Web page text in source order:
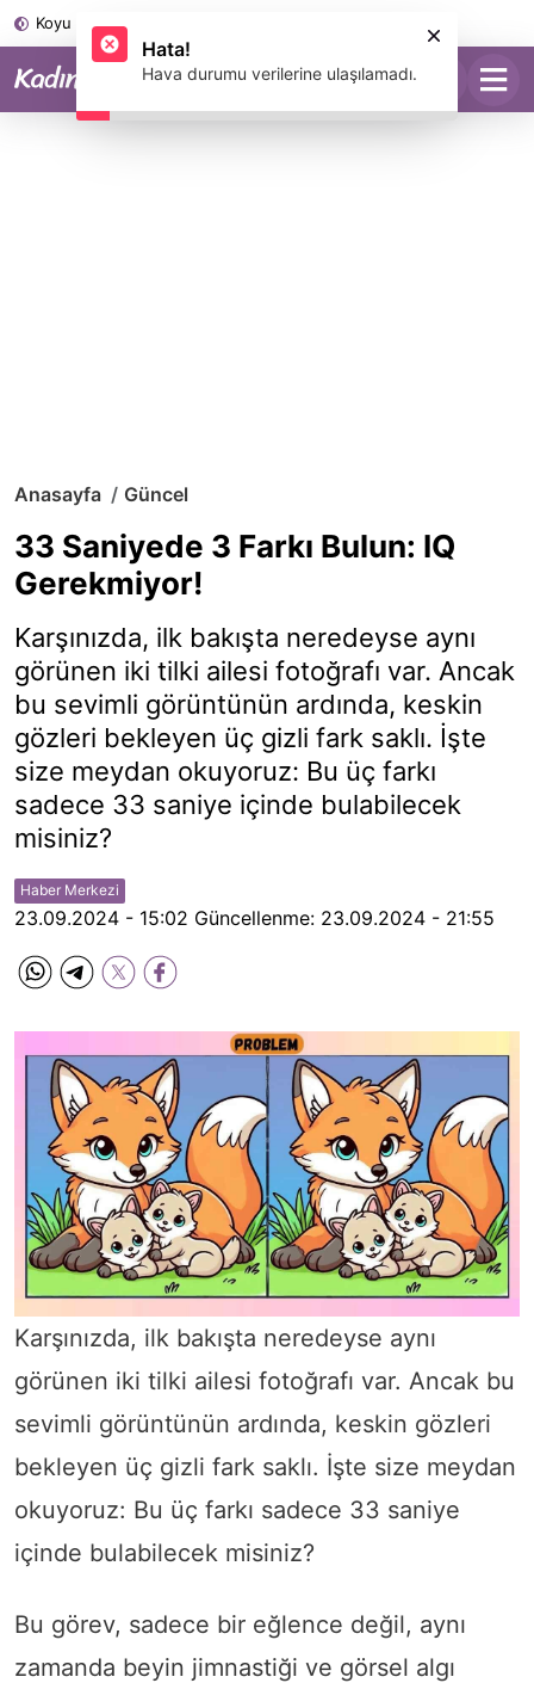
Koyu Mod
Anasayfa Güncel
33 Saniyede 3 Farkı Bulun: IQ
Gerekmiyor!
Karşınızda, ilk bakışta neredeyse aynı
görünen iki tilki ailesi fotoğrafı var. Ancak
bu sevimli görüntünün ardında, keskin
gözleri bekleyen üç gizli fark saklı. İşte
size meydan okuyoruz: Bu üç farkı
sadece 33 saniye içinde bulabilecek
misiniz?
Haber Merkezi
23.09.2024 - 15:02 Güncellenme: 23.09.2024 - 21:55
Karşınızda, ilk bakışta neredeyse aynı
görünen iki tilki ailesi fotoğrafı var. Ancak bu
sevimli görüntünün ardında, keskin gözleri
bekleyen üç gizli fark saklı. İşte size meydan
okuyoruz: Bu üç farkı sadece 33 saniye
içinde bulabilecek misiniz?
Bu görev, sadece bir eğlence değil, aynı
zamanda beyin jimnastiği ve görsel algı